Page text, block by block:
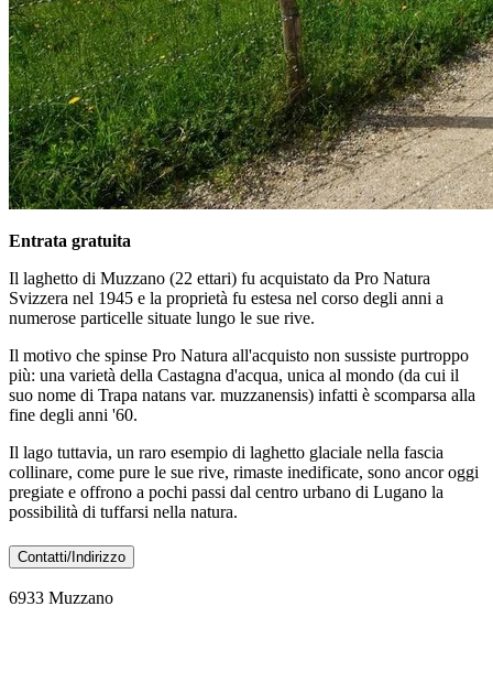
Entrata gratuita
Il laghetto di Muzzano (22 ettari) fu acquistato da Pro Natura
Svizzera nel 1945 e la proprietà fu estesa nel corso degli anni a
numerose particelle situate lungo le sue rive.
Il motivo che spinse Pro Natura all'acquisto non sussiste purtroppo
più: una varietà della Castagna d'acqua, unica al mondo (da cui il
suo nome di Trapa natans var. muzzanensis) infatti è scomparsa alla
fine degli anni '60.
Il lago tuttavia, un raro esempio di laghetto glaciale nella fascia
collinare, come pure le sue rive, rimaste inedificate, sono ancor oggi
pregiate e offrono a pochi passi dal centro urbano di Lugano la
possibilità di tuffarsi nella natura.
Contatti/Indirizzo
6933 Muzzano